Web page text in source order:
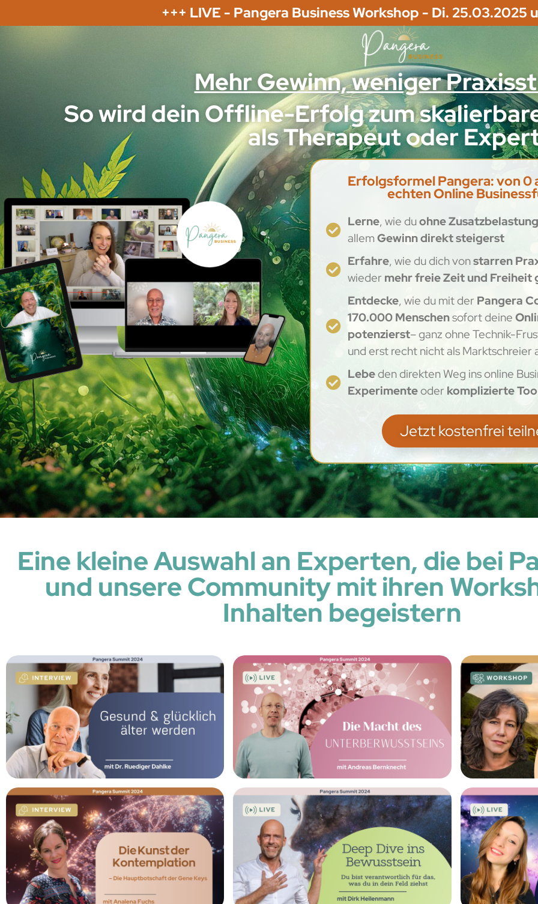
+++ LIVE - Pangera Business Workshop - Di. 25.03.2025
Mehr Gewinn, weniger
So wird dein Offline-Erfolg zum
als Therapeut oder
Erfolgsformel Pangera: von 0
echten Online
Lerne, wie duohne
allemGewinn direkt steigerst
Erfahre, wie du dich vonstarren
wieder mehr freie Zeit und Freiheit
Entdecke, wie du mit der Pangera
170.000 Menschensofort deine
potenzierst– ganz ohne Technik-
und erst recht nicht als Marktschreier
Lebeden direkten Weg ins online
Experimenteoder komplizierte
Jetzt kostenfrei
Eine kleine Auswahl an Experten, die bei
und unsere Community mit ihren
Inhalten begeistern